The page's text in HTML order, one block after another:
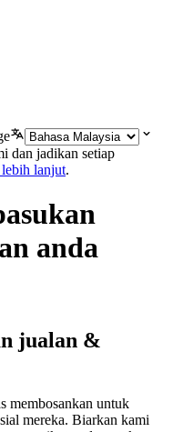
dan jadikan setiap
lanjut.
anda
jualan &
membosankan untuk
mereka. Biarkan kami